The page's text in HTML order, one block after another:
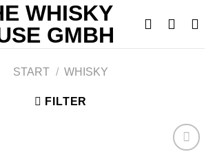
START / WHISKY
FILTER